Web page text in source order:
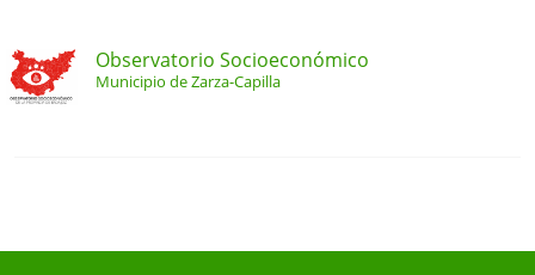
Observatorio Socioeconómico
Municipio de Zarza-Capilla